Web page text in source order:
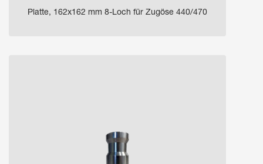
Platte, 162x162 mm 8-Loch für Zugöse 440/470